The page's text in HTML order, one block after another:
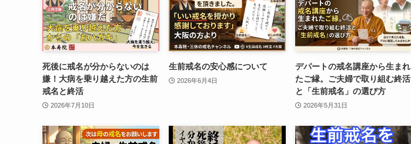
死後に戒名が分からないのは
嫌！大病を乗り越えた方の生前
戒名と終活
2026年7月10日
生前戒名の安心感について
2026年6月4日
デパートの戒名講座から生まれ
たご縁。ご夫婦で取り組む終活
と「生前戒名」の選び方
2026年5月31日